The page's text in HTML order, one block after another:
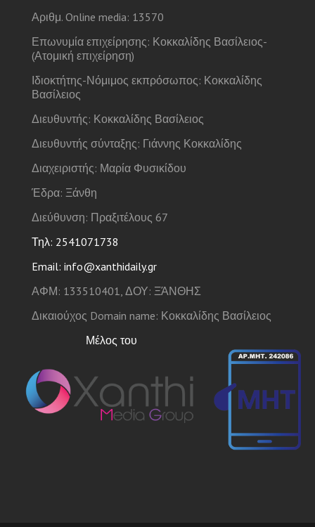
Αριθμ. Online media: 13570
Επωνυμία επιχείρησης: Κοκκαλίδης Βασίλειος-
(Ατομική επιχείρηση)
Ιδιοκτήτης-Νόμιμος εκπρόσωπος: Κοκκαλίδης
Βασίλειος
Διευθυντής: Κοκκαλίδης Βασίλειος
Διευθυντής σύνταξης: Γιάννης Κοκκαλίδης
Διαχειριστής: Μαρία Φυσικίδου
Έδρα: Ξάνθη
Διεύθυνση: Πραξιτέλους 67
Τηλ: 2541071738
Email: info@xanthidaily.gr
ΑΦΜ: 133510401, ΔΟΥ: ΞΆΝΘΗΣ
Δικαιούχος Domain name: Κοκκαλίδης Βασίλειος
Μέλος του